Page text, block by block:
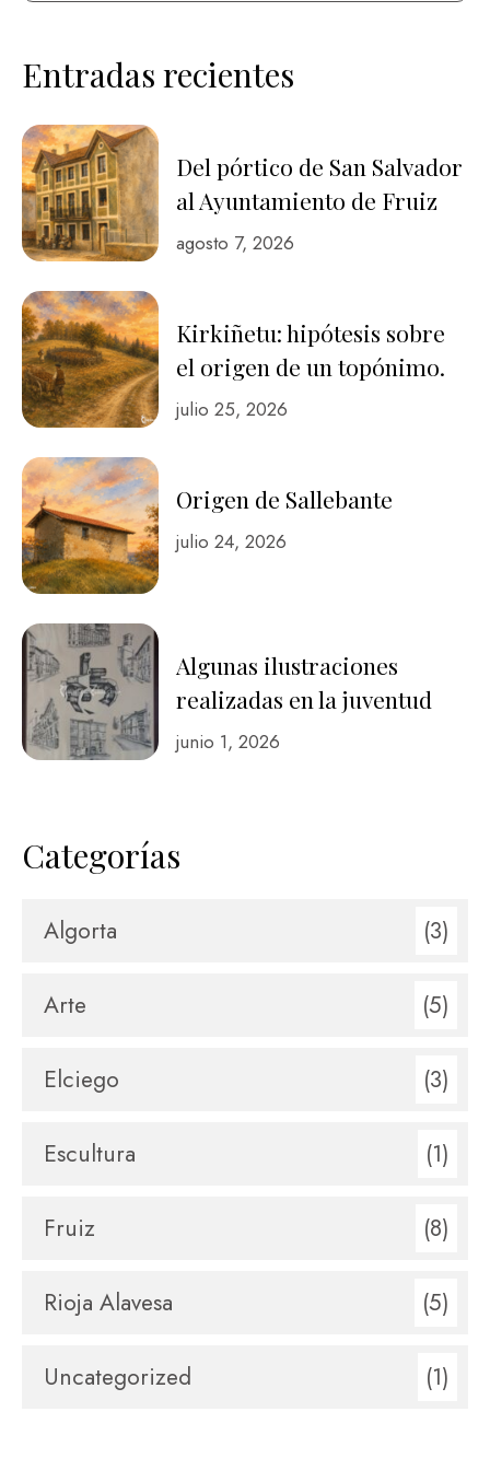
Entradas recientes
Del pórtico de San Salvador
al Ayuntamiento de Fruiz
agosto 7, 2026
Kirkiñetu: hipótesis sobre
el origen de un topónimo.
julio 25, 2026
Origen de Sallebante
julio 24, 2026
Algunas ilustraciones
realizadas en la juventud
junio 1, 2026
Categorías
Algorta (3)
Arte (5)
Elciego (3)
Escultura (1)
Fruiz (8)
Rioja Alavesa (5)
Uncategorized (1)